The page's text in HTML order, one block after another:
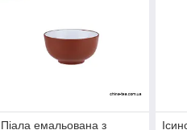
Піала емальована з